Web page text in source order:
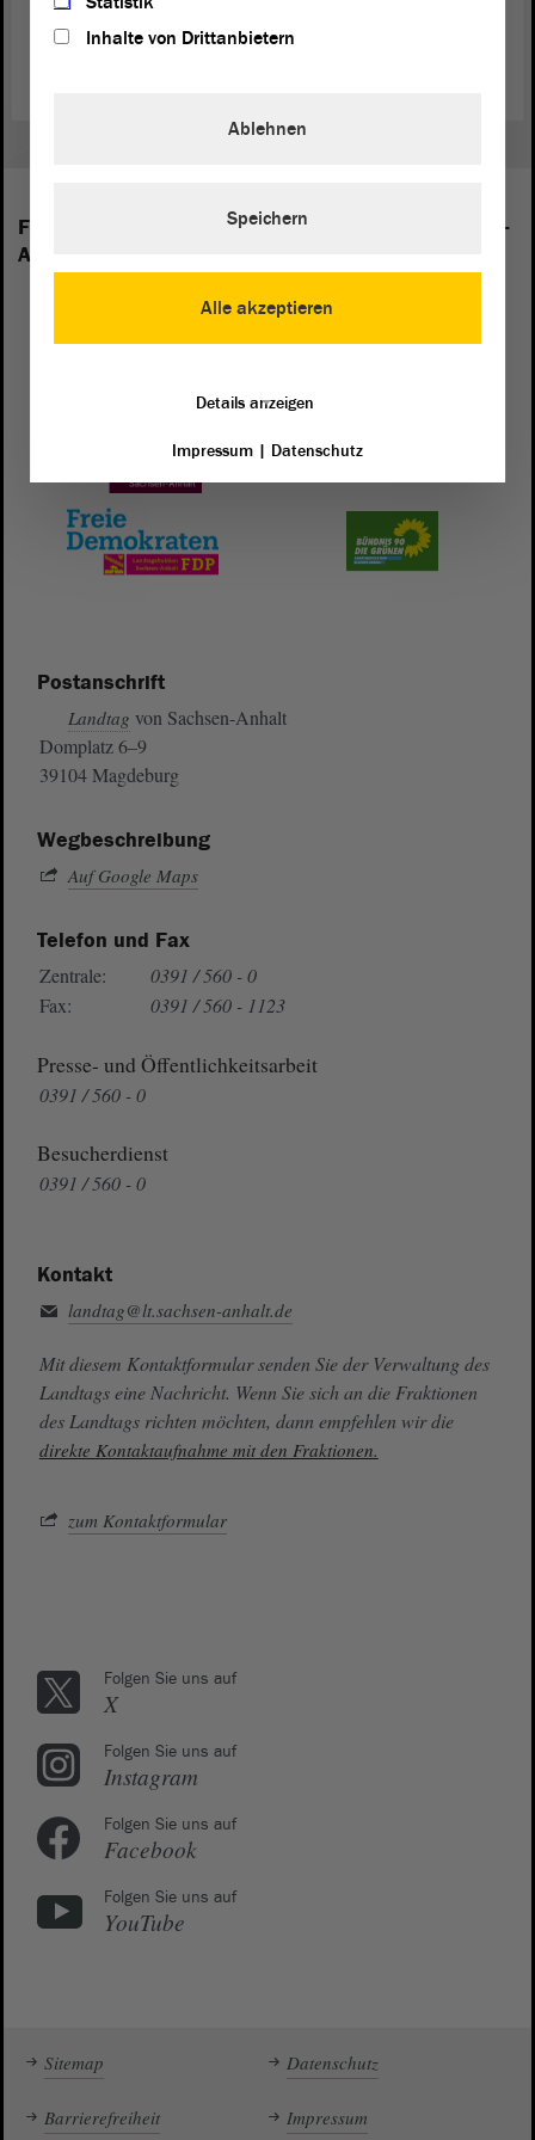
redhandday.org)
Folgende Fraktionen sind im Landtag von Sachsen-
Anhalt vertreten:
Postanschrift
Landtag von Sachsen-Anhalt
Domplatz 6–9
39104 Magdeburg
Wegbeschreibung
Auf Google Maps
Telefon und Fax
Zentrale:
0391 / 560 - 0
Fax:
0391 / 560 - 1123
Presse- und Öffentlichkeitsarbeit
0391 / 560 - 0
Besucherdienst
0391 / 560 - 0
Kontakt
landtag@lt.sachsen-anhalt.de
Mit diesem Kontaktformular senden Sie der Verwaltung des
Landtags eine Nachricht. Wenn Sie sich an die Fraktionen
des Landtags richten möchten, dann empfehlen wir die
direkte Kontaktaufnahme mit den Fraktionen.
zum Kontaktformular
Folgen Sie uns auf
X
Folgen Sie uns auf
Instagram
Folgen Sie uns auf
Facebook
Folgen Sie uns auf
YouTube
Sitemap Datenschutz
Barrierefreiheit Impressum
Inhalte von Drittanbietern
Alle akzeptieren
Ablehnen
Speichern
Details anzeigen
Impressum| Datenschutz